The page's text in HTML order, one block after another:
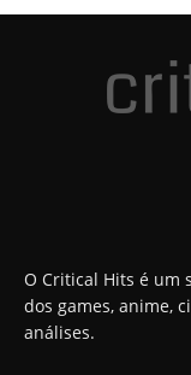
O Critical Hits é um
dos games, anime,
análises.